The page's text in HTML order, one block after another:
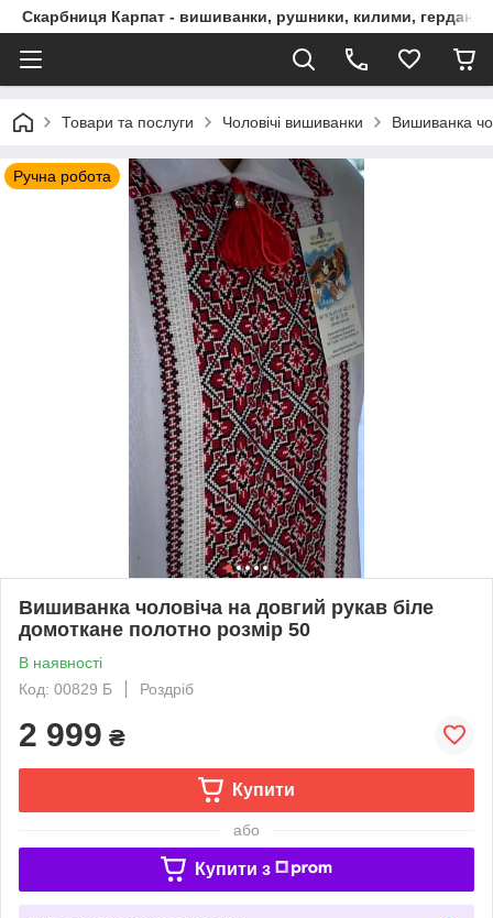
Скарбниця Карпат - вишиванки, рушники, килими, гердани,
Товари та послуги Чоловічі вишиванки Вишиванка
Ручна робота
Вишиванка чоловіча на довгий рукав біле
домоткане полотно розмір 50
В наявності
Код: 00829 Б
Роздріб
2 999 ₴
Купити
або
Купити з